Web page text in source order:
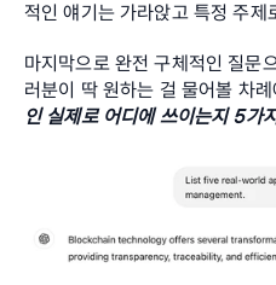
적인 얘기는 가라앉고 특정 주제
마지막으로 완전 구체적인 질문
러분이 딱 원하는 걸 물어볼 차례
인 실제로 어디에 쓰이는지 5가